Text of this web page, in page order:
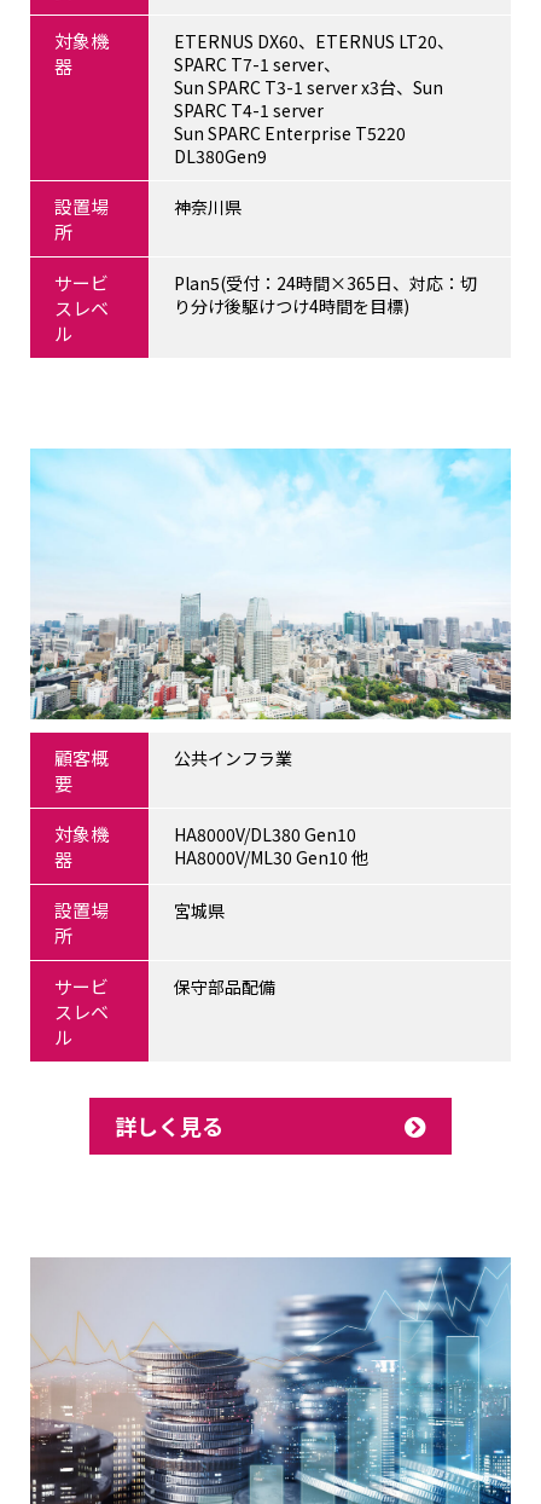
対象機
器
ETERNUS DX60、ETERNUS LT20、
SPARC T7-1 server、
Sun SPARC T3-1 server x3台、Sun
SPARC T4-1 server
Sun SPARC Enterprise T5220
DL380Gen9
設置場
所
神奈川県
サービ
スレベ
ル
Plan5(受付：24時間×365日、対応：切
り分け後駆けつけ4時間を目標)
顧客概
要
公共インフラ業
対象機
器
HA8000V/DL380 Gen10
HA8000V/ML30 Gen10 他
設置場
所
宮城県
サービ
スレベ
ル
保守部品配備
詳しく見る